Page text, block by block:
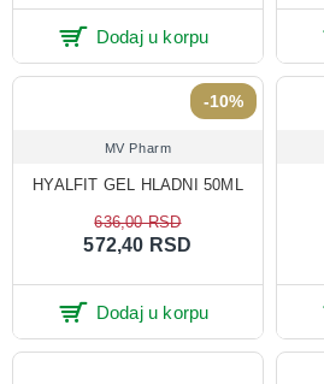
Dodaj u korpu
-10%
MV Pharm
HYALFIT GEL HLADNI 50ML
572,40 RSD
636,00 RSD
Dodaj u korpu